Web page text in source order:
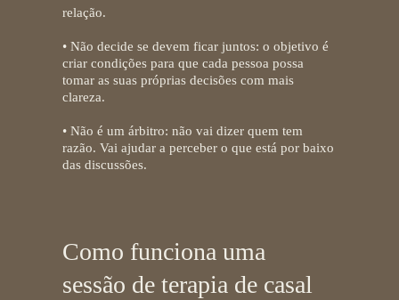
relação.
• Não decide se devem ficar juntos: o objetivo é
criar condições para que cada pessoa possa
tomar as suas próprias decisões com mais
clareza.
• Não é um árbitro: não vai dizer quem tem
razão. Vai ajudar a perceber o que está por baixo
das discussões.
Como funciona uma
sessão de terapia de casal